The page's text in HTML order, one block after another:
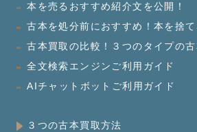
本を売るおすすめ紹介文を公開！
古本を処分前におすすめ！本を捨て
古本買取の比較！３つのタイプの古
全文検索エンジンご利用ガイド
AIチャットボットご利用ガイド
３つの古本買取方法